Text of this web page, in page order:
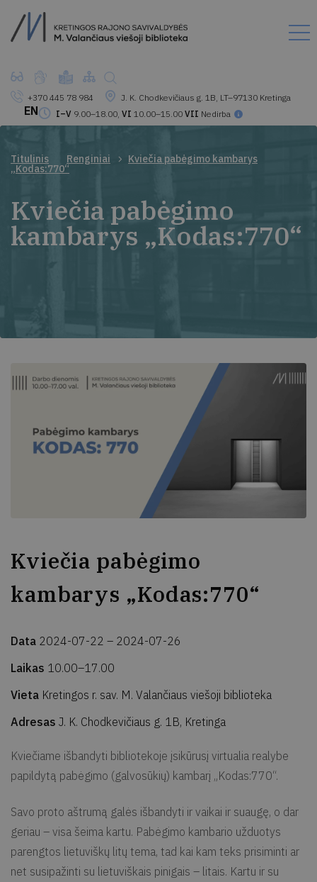
+370 445 78 984
J. K. Chodkevičiaus g. 1B, LT–97130 Kretinga
I–V 9.00–18.00, VI 10.00–15.00 VII Nedirba
EN
Titulinis Renginiai Kviečia pabėgimo kambarys
„Kodas:770“
Kviečia pabėgimo
kambarys „Kodas:770“
Kviečia pabėgimo
kambarys „Kodas:770“
Data 2024-07-22 – 2024-07-26
Laikas 10.00–17.00
Vieta Kretingos r. sav. M. Valančiaus viešoji biblioteka
Adresas J. K. Chodkevičiaus g. 1B, Kretinga
Kviečiame išbandyti bibliotekoje įsikūrusį virtualia realybe
papildytą pabėgimo (galvosūkių) kambarį „Kodas:770“.
Savo proto aštrumą galės išbandyti ir vaikai ir suaugę, o dar
geriau – visa šeima kartu. Pabėgimo kambario užduotys
parengtos lietuviškų litų tema, tad kai kam teks prisiminti ar
net susipažinti su lietuviškais pinigais – litais. Kartu ir su